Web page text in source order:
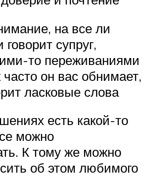
на все ли
супруг,
то переживаниями
часто он вас обнимает,
ласковые слова
есть какой-то
можно
К тому же можно
об этом любимого